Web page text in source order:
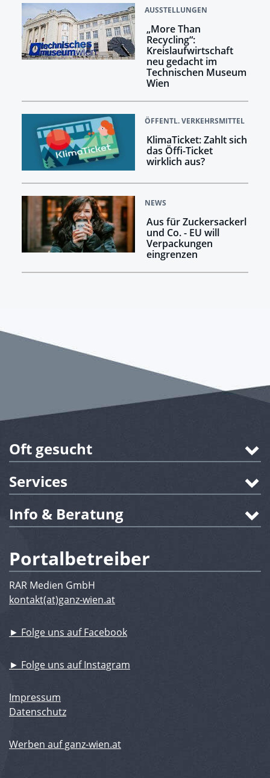
AUSSTELLUNGEN
„More Than
Recycling“:
Kreislaufwirtschaft
neu gedacht im
Technischen Museum
Wien
ÖFFENTL. VERKEHRSMITTEL
KlimaTicket: Zahlt sich
das Öffi-Ticket
wirklich aus?
NEWS
Aus für Zuckersackerl
und Co. - EU will
Verpackungen
eingrenzen
Oft gesucht
Services
Info & Beratung
Portalbetreiber
RAR Medien GmbH
kontakt(at)ganz-wien.at
► Folge uns auf Facebook
► Folge uns auf Instagram
Impressum
Datenschutz
Werben auf ganz-wien.at